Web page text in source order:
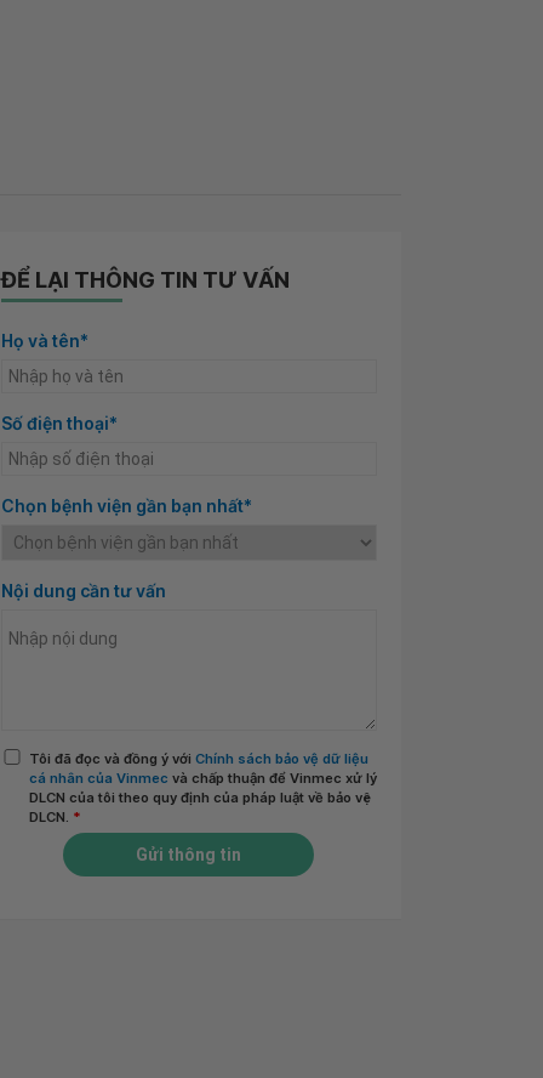
ĐỂ LẠI THÔNG TIN TƯ VẤN
Họ và tên*
Số điện thoại*
Chọn bệnh viện gần bạn nhất*
Nội dung cần tư vấn
Tôi đã đọc và đồng ý với Chính sách bảo vệ dữ liệu
cá nhân của Vinmec và chấp thuận để Vinmec xử lý
DLCN của tôi theo quy định của pháp luật về bảo vệ
DLCN. *
Gửi thông tin